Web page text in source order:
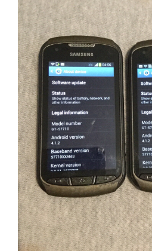
Vodafone
Xiaomi
Touchscreen
Acer
ALCATEL
Allview
Blackberry
E-BODA
Google
HTC
Iphone
LG
MEIZU
Motorola
Nokia
Philips